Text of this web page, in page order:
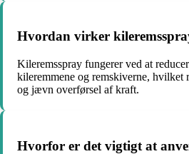
Hvordan virker
Kileremsspray fungerer ved at
kileremmene og remskiverne, hvilket
og jævn overførsel af kraft.
Hvorfor er det vigtigt at